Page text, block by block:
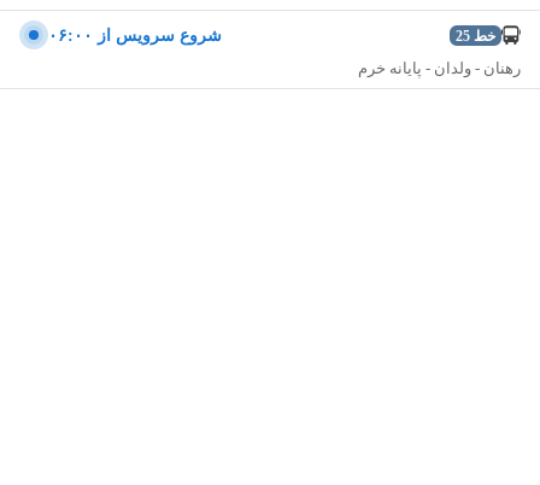
خط 25
شروع سرویس از ۰۶:۰۰
رهنان - ولدان - پایانه خرم